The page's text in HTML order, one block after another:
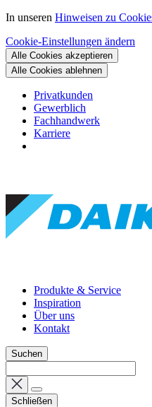
In unseren Hinweisen zu
Cookie-Einstellungen ändern
Alle Cookies akzeptieren
Alle Cookies ablehnen
Privatkunden
Gewerblich
Fachhandwerk
Karriere
Produkte & Service
Inspiration
Über uns
Kontakt
Suchen
Schließen